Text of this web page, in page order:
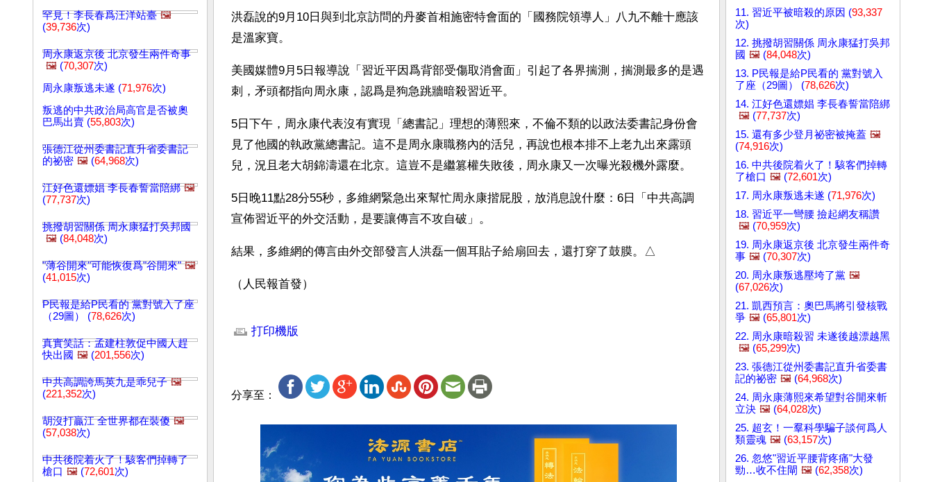
罕見！李長春爲汪洋站臺 🖼️
(39,736次)
周永康返京後 北京發生兩件奇事
🖼️ (70,307次)
周永康叛逃未遂 (71,976次)
叛逃的中共政治局高官是否被奧
巴馬出賣 (55,803次)
張德江從州委書記直升省委書記
的祕密 🖼️ (64,968次)
江好色還嫖娼 李長春誓當陪綁 🖼️
(77,737次)
挑撥胡習關係 周永康猛打吳邦國
🖼️ (84,048次)
"薄谷開來"可能恢復爲"谷開來" 🖼️
(41,015次)
P民報是給P民看的 黨對號入了座
（29圖） (78,626次)
真實笑話：孟建柱敦促中國人趕
快出國 🖼️ (201,556次)
中共高調誇馬英九是乖兒子 🖼️
(221,352次)
胡沒打贏江 全世界都在裝傻 🖼️
(57,038次)
中共後院着火了！駭客們掉轉了
槍口 🖼️ (72,601次)
洪磊說的9月10日與到北京訪問的丹麥首相施密特會面的「國務院領導人」八九不離十應該
是溫家寶。
美國媒體9月5日報導說「習近平因爲背部受傷取消會面」引起了各界揣測，揣測最多的是遇
刺，矛頭都指向周永康，認爲是狗急跳牆暗殺習近平。
5日下午，周永康代表沒有實現「總書記」理想的薄熙來，不倫不類的以政法委書記身份會
見了他國的執政黨總書記。這不是周永康職務內的活兒，再說也根本排不上老九出來露頭
兒，況且老大胡錦濤還在北京。這豈不是繼篡權失敗後，周永康又一次曝光殺機外露麼。
5日晚11點28分55秒，多維網緊急出來幫忙周永康揩屁股，放消息說什麼：6日「中共高調
宣佈習近平的外交活動，是要讓傳言不攻自破」。
結果，多維網的傳言由外交部發言人洪磊一個耳貼子給扇回去，還打穿了鼓膜。△
（人民報首發）
打印機版
分享至：
11. 習近平被暗殺的原因 (93,337
次)
12. 挑撥胡習關係 周永康猛打吳邦
國 🖼️ (84,048次)
13. P民報是給P民看的 黨對號入
了座（29圖） (78,626次)
14. 江好色還嫖娼 李長春誓當陪綁
🖼️ (77,737次)
15. 還有多少登月祕密被掩蓋 🖼️
(74,916次)
16. 中共後院着火了！駭客們掉轉
了槍口 🖼️ (72,601次)
17. 周永康叛逃未遂 (71,976次)
18. 習近平一彎腰 撿起網友稱讚
🖼️ (70,959次)
19. 周永康返京後 北京發生兩件奇
事 🖼️ (70,307次)
20. 周永康叛逃壓垮了黨 🖼️
(67,026次)
21. 凱西預言：奧巴馬將引發核戰
爭 🖼️ (65,801次)
22. 周永康暗殺習 未遂後越漂越黑
🖼️ (65,299次)
23. 張德江從州委書記直升省委書
記的祕密 🖼️ (64,968次)
24. 周永康薄熙來希望對谷開來斬
立決 🖼️ (64,028次)
25. 超玄！一羣科學騙子談何爲人
類靈魂 🖼️ (63,157次)
26. 忽悠"習近平腰背疼痛"大發
勁…收不住閘 🖼️ (62,358次)